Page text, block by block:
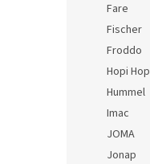
Fare
Fischer
Froddo
Hopi Hop
Hummel
Imac
JOMA
Jonap